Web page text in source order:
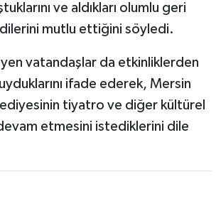
ve aldıkları olumlu geri
mutlu ettiğini söyledi.
vatandaşlar da etkinliklerden
ifade ederek, Mersin
tiyatro ve diğer kültürel
etmesini istediklerini dile